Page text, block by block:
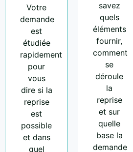
Votre
demande
est
étudiée
rapidement
pour
vous
dire si la
reprise
est
possible
et dans
quel
savez
quels
éléments
fournir,
comment
se
déroule
la
reprise
et sur
quelle
base la
demande